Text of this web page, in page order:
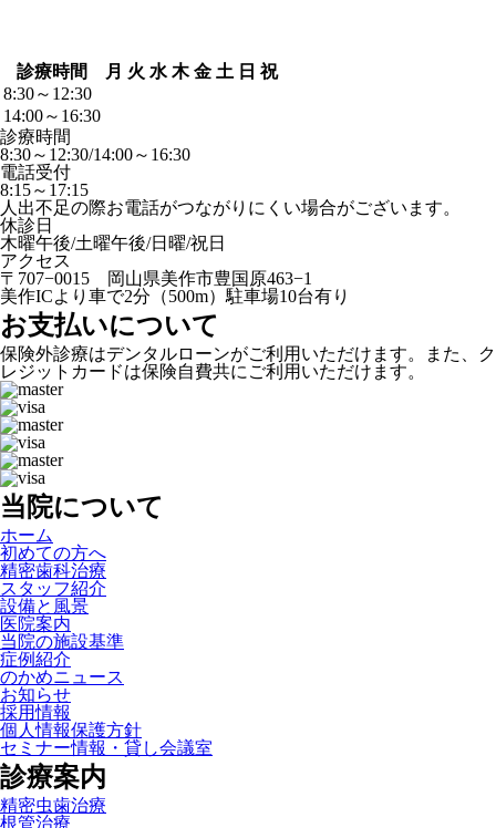
診療時間 月 火 水 木 金 土 日 祝
8:30～12:30
14:00～16:30
診療時間
8:30～12:30/14:00～16:30
電話受付
8:15～17:15
人出不足の際お電話がつながりにくい場合がございます。
休診日
木曜午後/土曜午後/日曜/祝日
アクセス
〒707−0015 岡山県美作市豊国原463−1
美作ICより車で2分（500m）駐車場10台有り
お支払いについて
保険外診療はデンタルローンがご利用いただけます。また、ク
レジットカードは保険自費共にご利用いただけます。
当院について
ホーム
初めての方へ
精密歯科治療
スタッフ紹介
設備と風景
医院案内
当院の施設基準
症例紹介
のかめニュース
お知らせ
採用情報
個人情報保護方針
セミナー情報・貸し会議室
診療案内
精密虫歯治療
根管治療